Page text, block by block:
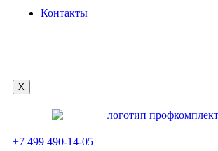
Контакты
X
+7 499 490-14-05